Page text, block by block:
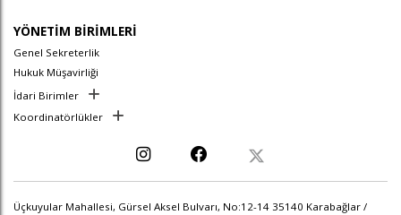
YÖNETİM BİRİMLERİ
Genel Sekreterlik
Hukuk Müşavirliği
İdari Birimler
Koordinatörlükler
Üçkuyular Mahallesi, Gürsel Aksel Bulvarı, No:12-14 35140 Karabağlar /